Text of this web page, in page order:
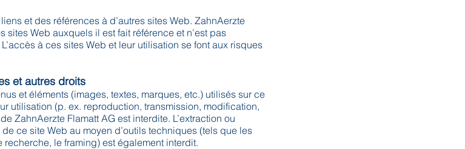
et des références à d’autres sites Web. ZahnAerzte
sites Web auxquels il est fait référence et n’est pas
à ces sites Web et leur utilisation se font aux risques
et autres droits
et éléments (images, textes, marques, etc.) utilisés sur ce
utilisation (p. ex. reproduction, transmission, modification,
ZahnAerzte Flamatt AG est interdite. L’extraction ou
ce site Web au moyen d’outils techniques (tels que les
le framing) est également interdit.